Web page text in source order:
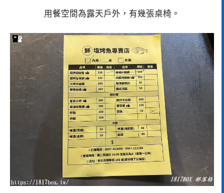
用餐空間為露天戶外，有幾張桌椅。